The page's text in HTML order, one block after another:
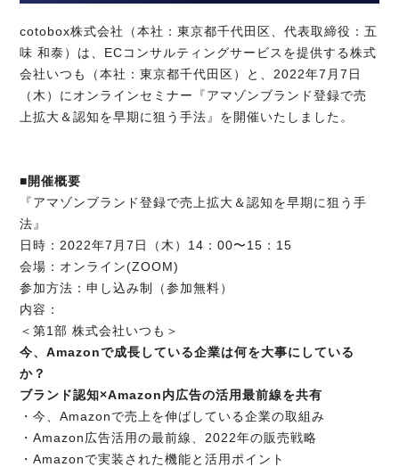
cotobox株式会社（本社：東京都千代田区、代表取締役：五
味 和泰）は、ECコンサルティングサービスを提供する株式
会社いつも（本社：東京都千代田区）と、2022年7月7日
（木）にオンラインセミナー『アマゾンブランド登録で売
上拡大＆認知を早期に狙う手法』を開催いたしました。
■開催概要
『アマゾンブランド登録で売上拡大＆認知を早期に狙う手
法』
日時：2022年7月7日（木）14：00〜15：15
会場：オンライン(ZOOM)
参加方法：申し込み制（参加無料）
内容：
＜第1部 株式会社いつも＞
今、Amazonで成長している企業は何を大事にしている
か？
ブランド認知×Amazon内広告の活用最前線を共有
・今、Amazonで売上を伸ばしている企業の取組み
・Amazon広告活用の最前線、2022年の販売戦略
・Amazonで実装された機能と活用ポイント